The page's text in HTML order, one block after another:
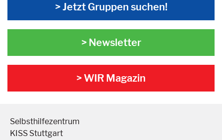
> Jetzt Gruppen suchen!
> Newsletter
> WIR Magazin
Selbsthilfezentrum
KISS Stuttgart